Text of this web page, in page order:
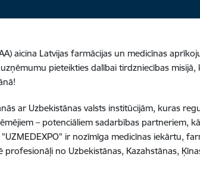
aicina Latvijas farmācijas un medicīnas
pieteikties dalībai tirdzniecības misijā,
ar Uzbekistānas valsts institūcijām, kuras
– potenciāliem sadarbības partneriem,
ir nozīmīga medicīnas iekārtu,
no Uzbekistānas, Kazahstānas,